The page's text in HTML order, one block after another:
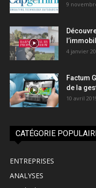
9
4 janvier
Factum
de la
10 avril
CATÉGORIE
ENTREPRISES
ANALYSES